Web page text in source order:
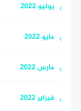
يوليو 2022
مايو 2022
مارس 2022
فبراير 2022